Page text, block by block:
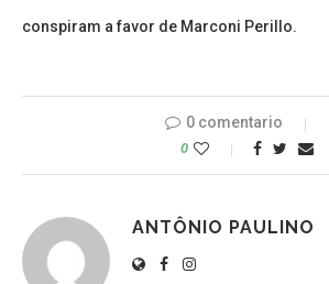
conspiram a favor de Marconi Perillo.
0 comentario
0
ANTÔNIO PAULINO